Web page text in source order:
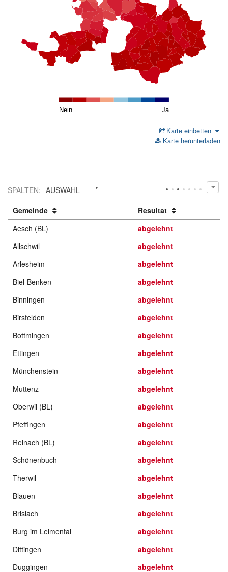
Nein Ja
Karte einbetten
Karte herunterladen
SPALTEN: AUSWAHL
Gemeinde
Resultat
Aesch (BL)
abgelehnt
Allschwil
abgelehnt
Arlesheim
abgelehnt
Biel-Benken
abgelehnt
Binningen
abgelehnt
Birsfelden
abgelehnt
Bottmingen
abgelehnt
Ettingen
abgelehnt
Münchenstein
abgelehnt
Muttenz
abgelehnt
Oberwil (BL)
abgelehnt
Pfeffingen
abgelehnt
Reinach (BL)
abgelehnt
Schönenbuch
abgelehnt
Therwil
abgelehnt
Blauen
abgelehnt
Brislach
abgelehnt
Burg im Leimental
abgelehnt
Dittingen
abgelehnt
Duggingen
abgelehnt